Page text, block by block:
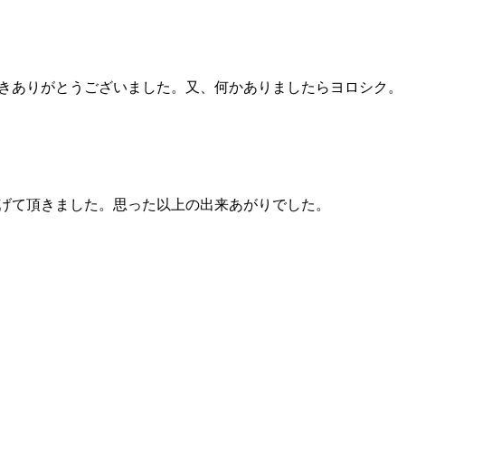
りがとうございました。又、何かありましたらヨロシク。
頂きました。思った以上の出来あがりでした。